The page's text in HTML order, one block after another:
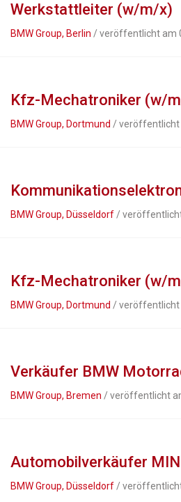
Werkstattleiter (w/m/x)
BMW Group, Berlin / veröffentlicht am
Kfz-Mechatroniker (w/
BMW Group, Dortmund / veröffentlicht
BMW Group, Düsseldorf /
Kfz-Mechatroniker (w/
BMW Group, Dortmund / veröffentlicht
Verkäufer BMW
BMW Group, Bremen / veröffentlicht
Automobilverkäufer
BMW Group, Düsseldorf /